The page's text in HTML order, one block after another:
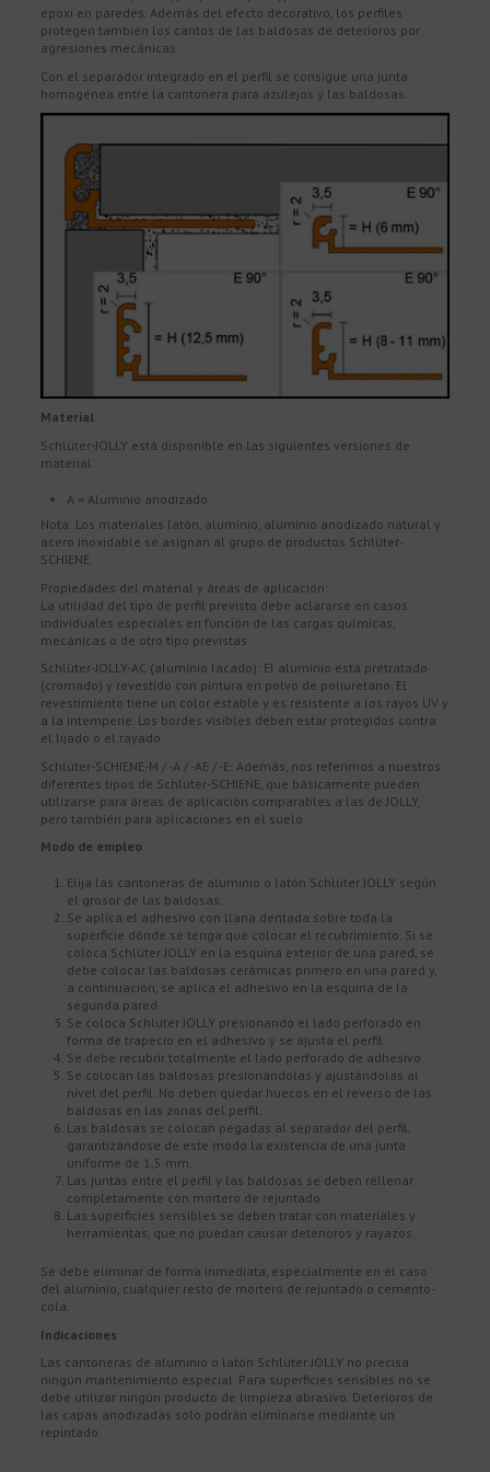
epoxi en paredes. Además del efecto decorativo, los perfiles
protegen también los cantos de las baldosas de deterioros por
agresiones mecánicas.
Con el separador integrado en el perfil se consigue una junta
homogénea entre la cantonera para azulejos y las baldosas.
Material
Schlüter-JOLLY está disponible en las siguientes versiones de
material:
A = Aluminio anodizado
Nota: Los materiales latón, aluminio, aluminio anodizado natural y
acero inoxidable se asignan al grupo de productos Schlüter-
SCHIENE.
Propiedades del material y áreas de aplicación:
La utilidad del tipo de perfil previsto debe aclararse en casos
individuales especiales en función de las cargas químicas,
mecánicas o de otro tipo previstas.
Schlüter-JOLLY-AC (aluminio lacado): El aluminio está pretratado
(cromado) y revestido con pintura en polvo de poliuretano. El
revestimiento tiene un color estable y es resistente a los rayos UV y
a la intemperie. Los bordes visibles deben estar protegidos contra
el lijado o el rayado.
Schlüter-SCHIENE-M / -A / -AE / -E: Además, nos referimos a nuestros
diferentes tipos de Schlüter-SCHIENE, que básicamente pueden
utilizarse para áreas de aplicación comparables a las de JOLLY,
pero también para aplicaciones en el suelo.
Modo de empleo
Elija las cantoneras de aluminio o latón Schlüter JOLLY según
el grosor de las baldosas.
Se aplica el adhesivo con llana dentada sobre toda la
superficie dónde se tenga que colocar el recubrimiento. Si se
coloca Schlüter JOLLY en la esquina exterior de una pared, se
debe colocar las baldosas cerámicas primero en una pared y,
a continuación, se aplica el adhesivo en la esquina de la
segunda pared.
Se coloca Schlüter JOLLY presionando el lado perforado en
forma de trapecio en el adhesivo y se ajusta el perfil.
Se debe recubrir totalmente el lado perforado de adhesivo.
Se colocan las baldosas presionándolas y ajustándolas al
nivel del perfil. No deben quedar huecos en el reverso de las
baldosas en las zonas del perfil.
Las baldosas se colocan pegadas al separador del perfil,
garantizándose de este modo la existencia de una junta
uniforme de 1,5 mm.
Las juntas entre el perfil y las baldosas se deben rellenar
completamente con mortero de rejuntado.
Las superficies sensibles se deben tratar con materiales y
herramientas, que no puedan causar deterioros y rayazos.
Se debe eliminar de forma inmediata, especialmente en el caso
del aluminio, cualquier resto de mortero de rejuntado o cemento-
cola.
Indicaciones
Las cantoneras de aluminio o latón Schlüter JOLLY no precisa
ningún mantenimiento especial. Para superficies sensibles no se
debe utilizar ningún producto de limpieza abrasivo. Deterioros de
las capas anodizadas sólo podrán eliminarse mediante un
repintado.